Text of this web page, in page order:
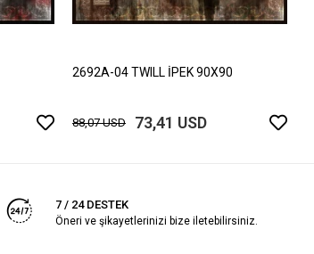
2692A-04 TWILL İPEK 90X90
88,07 USD 73,41 USD
7 / 24 DESTEK
Öneri ve şikayetlerinizi bize iletebilirsiniz.